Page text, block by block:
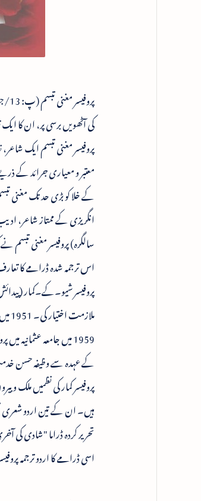
پروفیسر مغنی تبسم (پ: 13/جون 1930 ، م: 15/فروری 2012)
کی آٹھویں برسی پر، ان
پروفیسر مغنی تبسم ایک
معتبر و معیاری جرائد کے
کے خلا کو بڑی حد تک مغنی
انگریزی کے ممتاز شاعر،
سالگرہ) پروفیسر مغنی تبسم نے کیا تھا جو
اس ترجمہ شدہ ڈرامے کا
کے عہدہ سے وظیفہ حسن
پروفیسر کمار کی نظمیں ملک
تحریر کردہ ڈراما "شادی کی
اسی ڈرامے کا اردو ترجمہ